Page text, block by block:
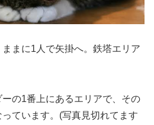
まに1人で矢掛へ。鉄塔エリア
の1番上にあるエリアで、その
ています。(写真見切れてます